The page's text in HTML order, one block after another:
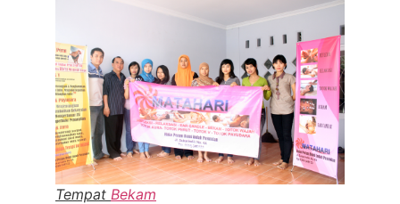
Tempat Bekam